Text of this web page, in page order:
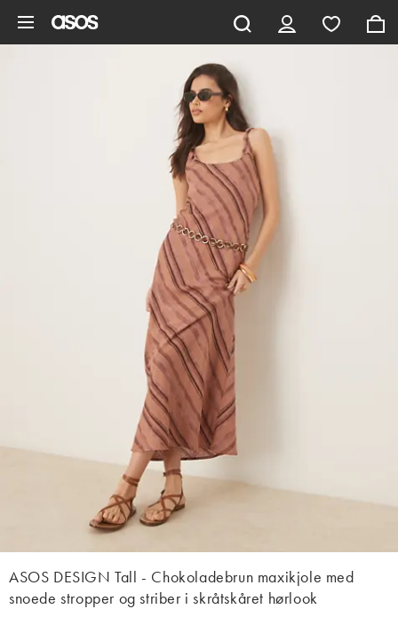
ASOS DESIGN Tall - Chokoladebrun maxikjole med
snoede stropper og striber i skråtskåret hørlook